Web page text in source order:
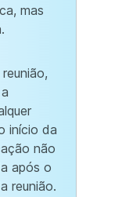
mas
início da
não
após o
reunião.